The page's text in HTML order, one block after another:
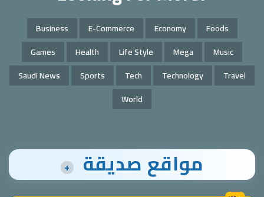
Business E-Commerce Economy
Foods
Games
Health Life Style Mega
Music
Saudi News
Sports Tech Technology
Travel
World
مواقع صديقة +